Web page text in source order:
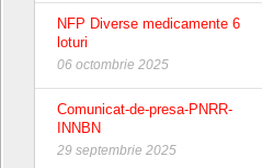
NFP Diverse medicamente 6
loturi
06 octombrie 2025
Comunicat-de-presa-PNRR-
INNBN
29 septembrie 2025